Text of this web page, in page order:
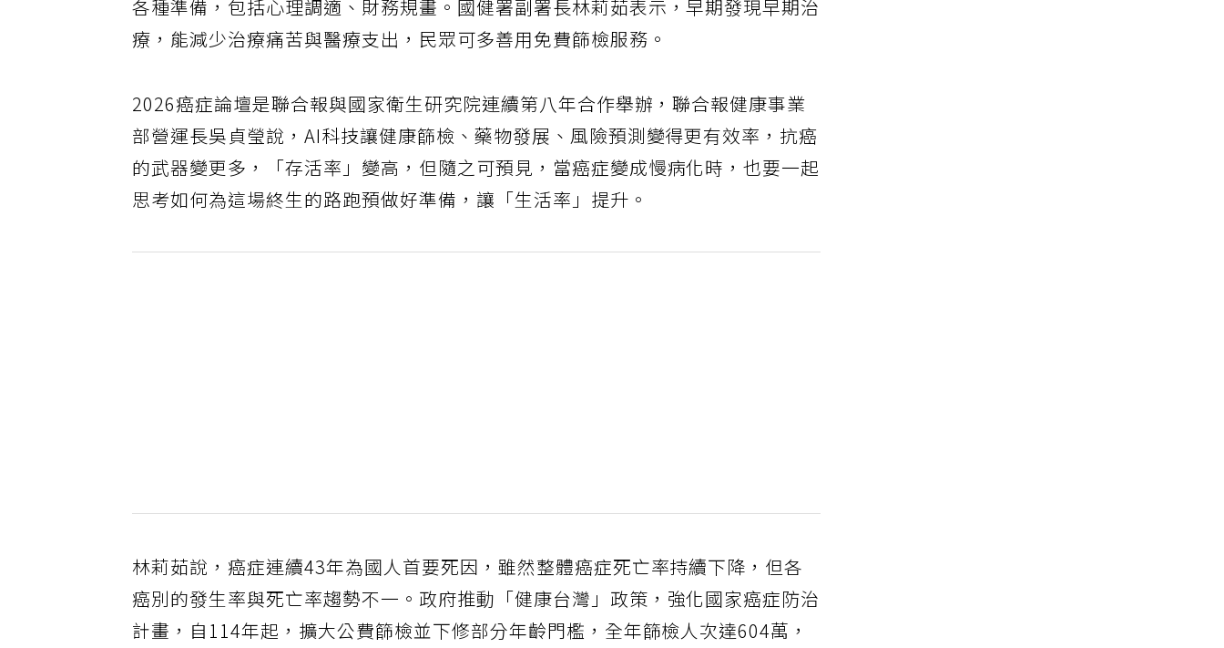
各種準備，包括心理調適、財務規畫。國健署副署長林莉茹表示，早期發現早期治
療，能減少治療痛苦與醫療支出，民眾可多善用免費篩檢服務。
2026癌症論壇是聯合報與國家衛生研究院連續第八年合作舉辦，聯合報健康事業
部營運長吳貞瑩說，AI科技讓健康篩檢、藥物發展、風險預測變得更有效率，抗癌
的武器變更多，「存活率」變高，但隨之可預見，當癌症變成慢病化時，也要一起
思考如何為這場終生的路跑預做好準備，讓「生活率」提升。
林莉茹說，癌症連續43年為國人首要死因，雖然整體癌症死亡率持續下降，但各
癌別的發生率與死亡率趨勢不一。政府推動「健康台灣」政策，強化國家癌症防治
計畫，自114年起，擴大公費篩檢並下修部分年齡門檻，全年篩檢人次達604萬，